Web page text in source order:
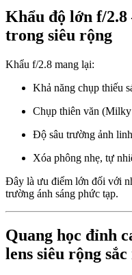
Khẩu độ lớn f/
trong siêu rộng
Khẩu f/2.8 mang lại:
Khả năng chụp thiếu
Chụp thiên văn
Độ sâu trường ảnh
Xóa phông nhẹ, tự
Đây là ưu điểm lớn đối với
trường ánh sáng phức tạp.
Quang học đỉnh
lens siêu rộng